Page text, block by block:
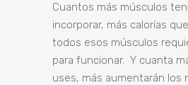
Cuantos más músculos
incorporar, más calorías
todos esos músculos
para funcionar. Y cuanta
uses, más aumentarán los